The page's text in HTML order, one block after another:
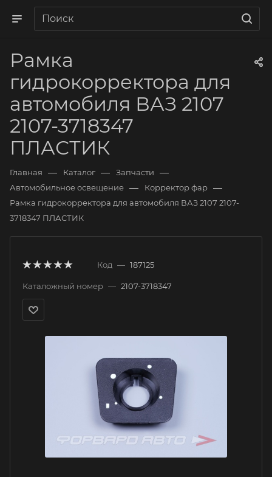
Рамка
гидрокорректора для
автомобиля ВАЗ 2107
2107-3718347
ПЛАСТИК
Главная — Каталог — Запчасти —
Автомобильное освещение — Корректор фар —
Рамка гидрокорректора для автомобиля ВАЗ 2107 2107-
3718347 ПЛАСТИК
Код — 187125
Каталожный номер — 2107-3718347